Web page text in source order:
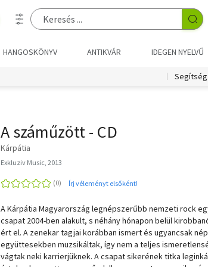
HANGOSKÖNYV ANTIKVÁR IDEGEN NYELVŰ
Segítség
A száműzött - CD
Kárpátia
Exkluziv Music, 2013
Írj véleményt elsőként!
A Kárpátia Magyarország legnépszerűbb nemzeti rock
csapat 2004-ben alakult, s néhány hónapon belül
ért el. A zenekar tagjai korábban ismert és ugyancsak
együttesekben muzsikáltak, így nem a teljes
vágtak neki karrierjüknek. A csapat sikerének titka